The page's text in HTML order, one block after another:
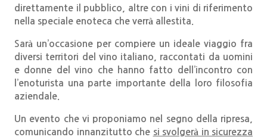
direttamente il pubblico, altre con i vini di riferimento
nella speciale enoteca che verrà allestita.
Sarà un’occasione per compiere un ideale viaggio fra
diversi territori del vino italiano, raccontati da uomini
e donne del vino che hanno fatto dell’incontro con
l’enoturista una parte importante della loro filosofia
aziendale.
Un evento che vi proponiamo nel segno della ripresa,
comunicando innanzitutto che si svolgerà in sicurezza